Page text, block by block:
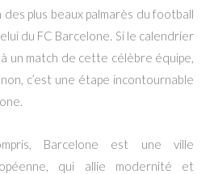
plus beaux palmarès du football
du FC Barcelone. Si le calendrier
un match de cette célèbre équipe,
c’est une étape incontournable
Barcelone est une ville
qui allie modernité et